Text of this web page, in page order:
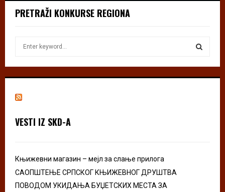
PRETRAŽI KONKURSE REGIONA
h
r
S
VESTI IZ SKD-A
Књижевни магазин – мејл за слање прилога
САОПШТЕЊЕ СРПСКОГ КЊИЖЕВНОГ ДРУШТВА
ПОВОДОМ УКИДАЊА БУЏЕТСКИХ МЕСТА ЗА